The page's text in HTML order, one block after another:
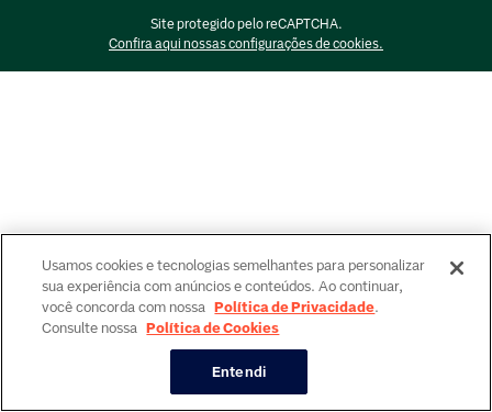
Site protegido pelo reCAPTCHA.
Confira aqui nossas configurações de cookies.
Usamos cookies e tecnologias semelhantes para personalizar
sua experiência com anúncios e conteúdos. Ao continuar,
você concorda com nossa Política de Privacidade.
Consulte nossa Política de Cookies
Entendi